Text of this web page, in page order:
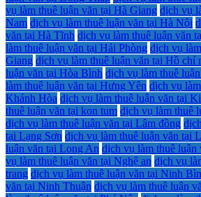
vụ làm thuê luận văn tại Hà Giang dịch vụ
Nam dịch vụ làm thuê luận văn tại Hà Nội
văn tại Hà Tĩnh dịch vụ làm thuê luận văn
làm thuê luận văn tại Hải Phòng dịch vụ
Giang dịch vụ làm thuê luận văn tại Hồ chí
luận văn tại Hòa Bình dịch vụ làm thuê
làm thuê luận văn tại Hưng Yên dịch vụ
Khánh Hòa dịch vụ làm thuê luận văn tại
thuê luận văn tại kon tum dịch vụ làm thuê
dịch vụ làm thuê luận văn tại Lâm đồng
tại Lạng Sơn dịch vụ làm thuê luận văn tại
luận văn tại Long An dịch vụ làm thuê
vụ làm thuê luận văn tại Nghệ an dịch vụ
trang dịch vụ làm thuê luận văn tại Ninh
văn tại Ninh Thuận dịch vụ làm thuê luận